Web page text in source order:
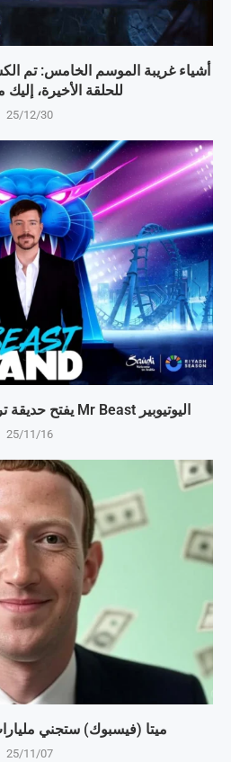
أشياء غريبة الموسم الخامس: تم
للحلقة الأخيرة، إليك
25/12/30
اليوتيوبير Mr Beast يفتح حديقة ترفيهية في بلد… مفاجئ
25/11/16
ميتا (فيسبوك) ستجني
25/11/07